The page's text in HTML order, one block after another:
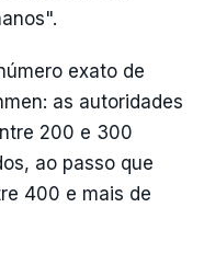
exato de
as autoridades
200 e 300
ao passo que
400 e mais de